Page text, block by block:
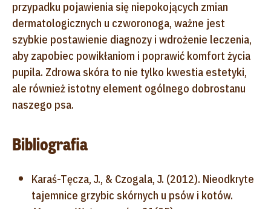
przypadku pojawienia się niepokojących zmian
dermatologicznych u czworonoga, ważne jest
szybkie postawienie diagnozy i wdrożenie leczenia,
aby zapobiec powikłaniom i poprawić komfort życia
pupila. Zdrowa skóra to nie tylko kwestia estetyki,
ale również istotny element ogólnego dobrostanu
naszego psa.
Bibliografia
Karaś-Tęcza, J., & Czogala, J. (2012). Nieodkryte
tajemnice grzybic skórnych u psów i kotów.